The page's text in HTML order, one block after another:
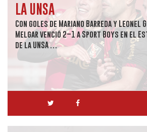
LA UNSA
Con goles de Mariano Barreda y Leonel
Melgar venció 2–1 a Sport Boys en el
de la UNSA …